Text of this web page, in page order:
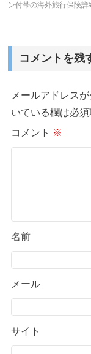
ン付帯の海外旅行保険詳
コメントを残
メールアドレス
いている欄は必
コメント ※
名前
メール
サイト